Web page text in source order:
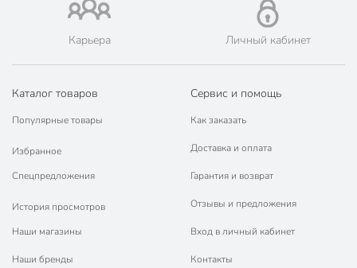
прямоугольный
Материал
пластик
Количество стульев, шт
без стульев
Количество кресел, шт
4 шт
Количество диванов, шт
без диванов
Цвет
коричневый
для дачи и сада
для улицы
Карьера Личный кабинет
Каталог товаров
Популярные товары
Избранное
Спецпредложения
История просмотров
Наши магазины
Наши бренды
Сервис и помощь
Как заказать
Доставка и оплата
Гарантия и возврат
Отзывы и предложения
Вход в личный кабинет
Контакты